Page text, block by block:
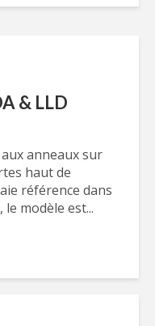
& LLD
anneaux sur
haut de
référence dans
modèle est...